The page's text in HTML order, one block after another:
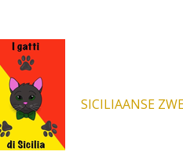
SICILIAANSE